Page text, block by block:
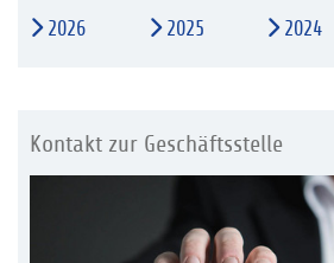
2026 2025 2024
Kontakt zur Geschäftsstelle